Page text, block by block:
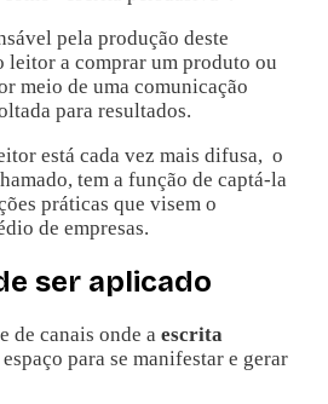
pela produção deste
leitor a comprar um produto ou
meio de uma comunicação
para resultados.
está cada vez mais difusa, o
tem a função de captá-la
práticas que visem o
de empresas.
ser aplicado
de canais onde aescrita
para se manifestar e gerar